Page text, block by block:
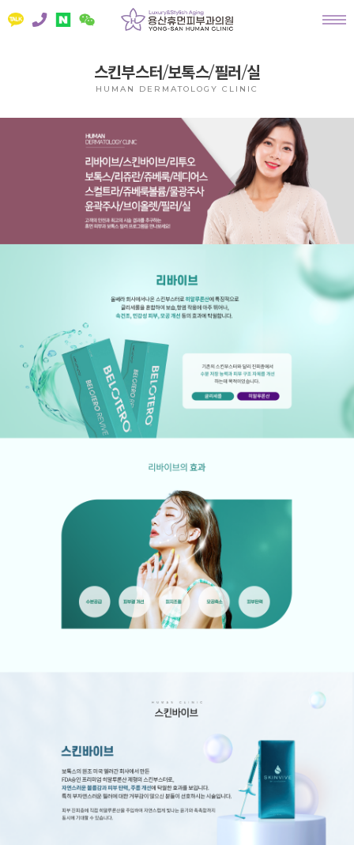
스킨부스터/보톡스/필러/실
HUMAN DERMATOLOGY CLINIC